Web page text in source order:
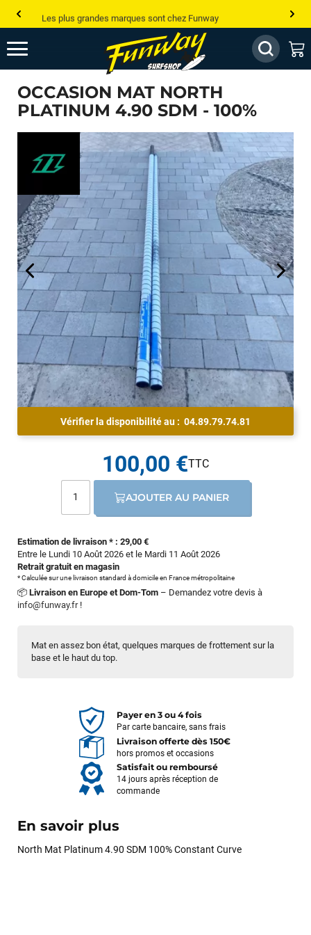
Les plus grandes marques sont chez Funway
Jusqu’à -75% de remise sur le windsurf, wingfoil, etc...
💰 Meilleur prix garanti — Moins cher ailleurs ? On s’aligne !
Besoin de conseils de pro ? Appelle nous !
OCCASION MAT NORTH
PLATINUM 4.90 SDM - 100%
Mat en assez bon état, quelques marques de frottement sur la
base et le haut du top.
Vérifier la disponibilité au : 04.89.79.74.81
Estimation de livraison * : 29,00 €
Entre le Lundi 10 Août 2026 et le Mardi 11 Août 2026
Retrait gratuit en magasin
* Calculée sur une livraison standard à domicile en France métropolitaine
📦 Livraison en Europe et Dom-Tom – Demandez votre devis à
info@funway.fr!
100,00 €
AJOUTER AU PANIER
Payer en 3 ou 4 fois
Par carte bancaire, sans frais
Livraison offerte dès 150€
hors promos et occasions
Satisfait ou remboursé
14 jours après réception de
commande
En savoir plus
North Mat Platinum 4.90 SDM 100% Constant Curve